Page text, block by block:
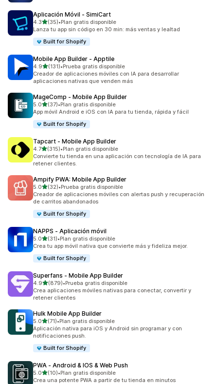
Aplicación Móvil ‑ SimiCart
4.3de 5 estrellas
(35)
35 reseñas en total
•Plan gratis disponible
Lanza tu app sin código en 30 min: más ventas y lealtad
Built for Shopify
Mobile App Builder ‑ Apptile
4.9de 5 estrellas
(131)
131 reseñas en total
•Prueba gratis disponible
Creador de aplicaciones móviles con IA para desarrollar
aplicaciones nativas que venden más
MageComp ‑ Mobile App Builder
5.0de 5 estrellas
(37)
37 reseñas en total
•Plan gratis disponible
App móvil Android e iOS con IA para tu tienda, rápida y fácil
Built for Shopify
Tapcart ‑ Mobile App Builder
4.7de 5 estrellas
(315)
315 reseñas en total
•Plan gratis disponible
Convierte tu tienda en una aplicación con tecnología de IA para
retener clientes.
Ampify PWA: Mobile App Builder
5.0de 5 estrellas
(32)
32 reseñas en total
•Prueba gratis disponible
Creador de aplicaciones móviles con alertas push y recuperación
de carritos abandonados
Built for Shopify
NAPPS ‑ Aplicación móvil
5.0de 5 estrellas
(31)
31 reseñas en total
•Plan gratis disponible
Crea tu app móvil nativa que convierte más y fideliza mejor.
Built for Shopify
Superfans ‑ Mobile App Builder
4.9de 5 estrellas
(879)
879 reseñas en total
•Prueba gratis disponible
Crea aplicaciones móviles nativas para conectar, convertir y
retener clientes
Hulk Mobile App Builder
5.0de 5 estrellas
(71)
71 reseñas en total
•Plan gratis disponible
Aplicación nativa para iOS y Android sin programar y con
notificaciones push.
Built for Shopify
PWA ‑ Android & IOS & Web Push
5.0de 5 estrellas
(10)
10 reseñas en total
•Plan gratis disponible
Crea una potente PWA a partir de tu tienda en minutos